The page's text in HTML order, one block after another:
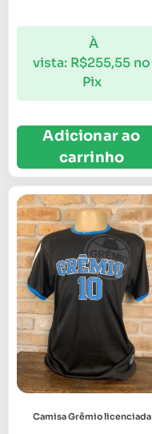
À
vista: R$255,55 no
Pix
Adicionar ao
carrinho
Camisa Grêmio licenciada